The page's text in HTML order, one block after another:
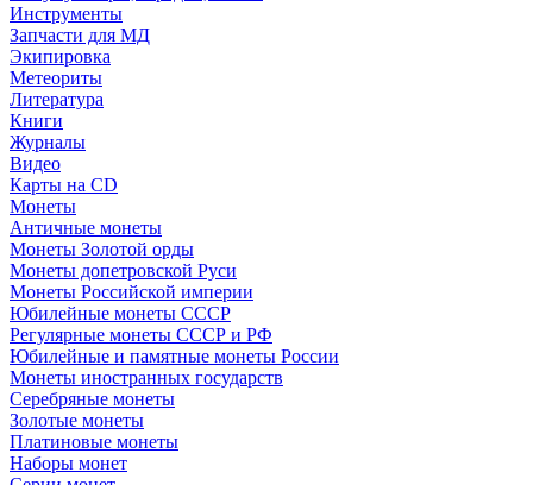
Инструменты
Запчасти для МД
Экипировка
Метеориты
Литература
Книги
Журналы
Видео
Карты на CD
Монеты
Античные монеты
Монеты Золотой орды
Монеты допетровской Руси
Монеты Российской империи
Юбилейные монеты СССР
Регулярные монеты СССР и РФ
Юбилейные и памятные монеты России
Монеты иностранных государств
Серебряные монеты
Золотые монеты
Платиновые монеты
Наборы монет